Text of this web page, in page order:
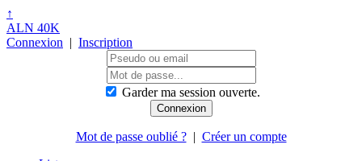
↑
ALN 40K
Connexion | Inscription
Garder ma session ouverte.
Mot de passe oublié ?| Créer un compte